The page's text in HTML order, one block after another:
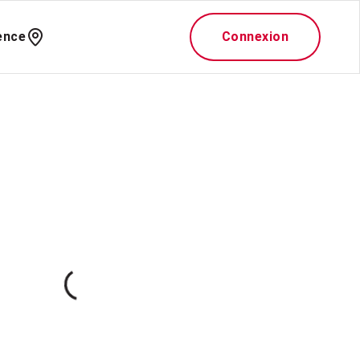
Connexion